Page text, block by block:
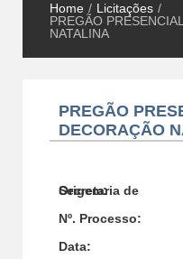
Home / Licitações /
PREGÃO
NATALINA
PREGÃO
DECORAÇÃO
Secretaria de Origem:
Nº. Processo:
Data: